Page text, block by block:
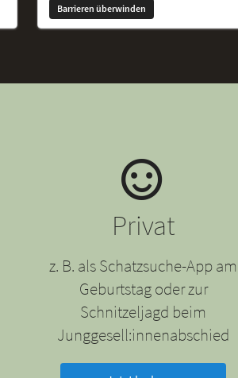
Barrieren überwinden
Privat
z. B. als Schatzsuche-App am
Geburtstag oder zur
Schnitzeljagd beim
Junggesell:innenabschied